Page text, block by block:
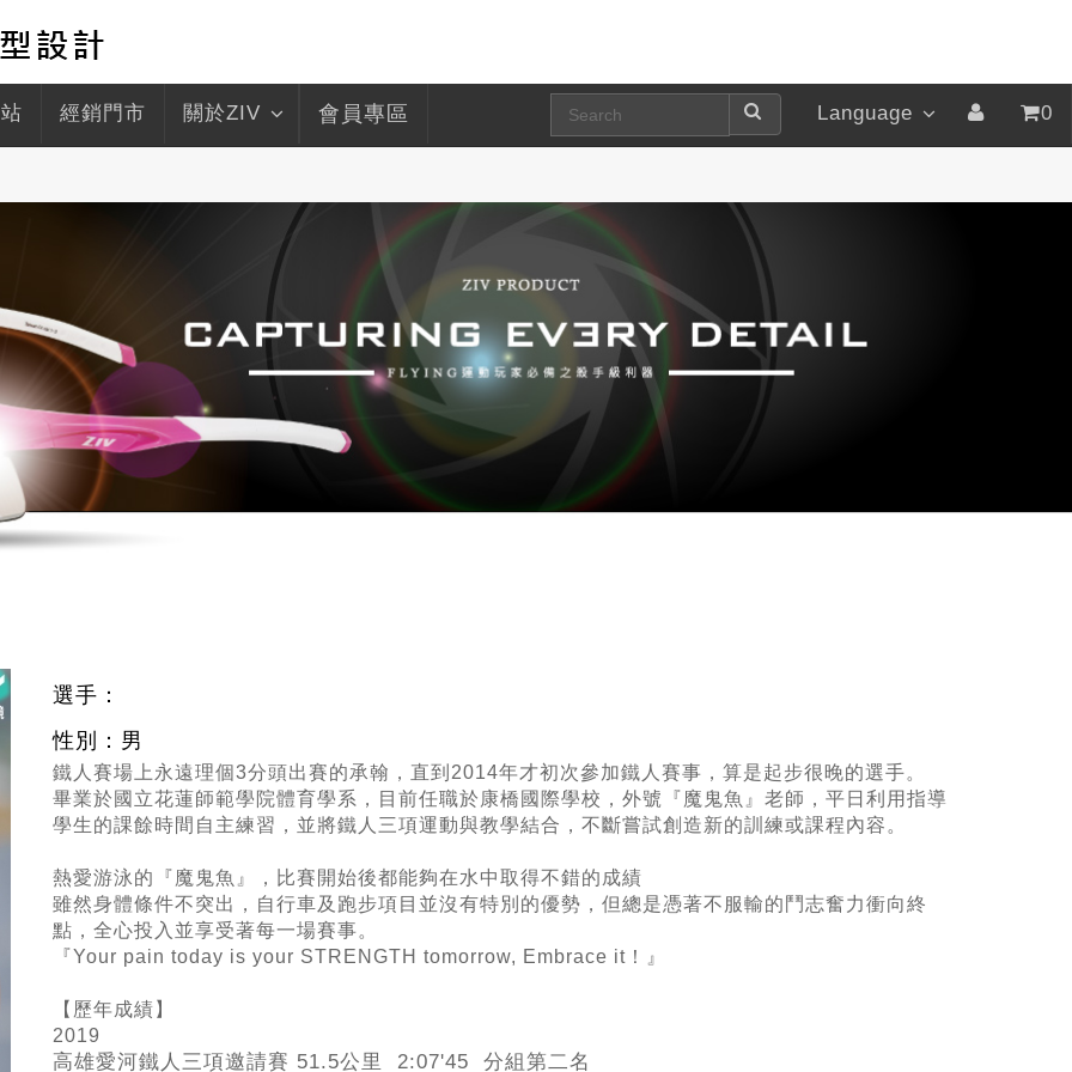
經銷門市 關於ZIV 會員專區 Language 0
選手：
性別：男
鐵人賽場上永遠理個3分頭出賽的承翰，直到2014年才初次參加鐵人賽事，算是起步很晚的選手。
畢業於國立花蓮師範學院體育學系，目前任職於康橋國際學校，外號『魔鬼魚』老師，平日利用指導
學生的課餘時間自主練習，並將鐵人三項運動與教學結合，不斷嘗試創造新的訓練或課程內容。
熱愛游泳的『魔鬼魚』，比賽開始後都能夠在水中取得不錯的成績
雖然身體條件不突出，自行車及跑步項目並沒有特別的優勢，但總是憑著不服輸的鬥志奮力衝向終
點，全心投入並享受著每一場賽事。
『Your pain today is your STRENGTH tomorrow, Embrace it！』
【歷年成績】
2019
高雄愛河鐵人三項邀請賽 51.5公里 2:07'45 分組第二名